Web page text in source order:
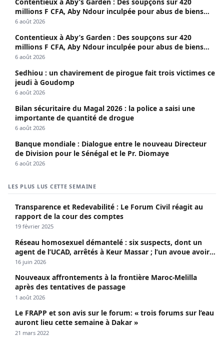
millions F CFA, Aby Ndour inculpée pour abus de biens
sociaux
6 août 2026
Contentieux à Aby’s Garden : Des soupçons sur 420
millions F CFA, Aby Ndour inculpée pour abus de biens
sociaux
6 août 2026
Sedhiou : un chavirement de pirogue fait trois victimes ce
jeudi à Goudomp
6 août 2026
Bilan sécuritaire du Magal 2026 : la police a saisi une
importante de quantité de drogue
6 août 2026
Banque mondiale : Dialogue entre le nouveau Directeur
de Division pour le Sénégal et le Pr. Diomaye
6 août 2026
LES PLUS LUS CETTE SEMAINE
Transparence et Redevabilité : Le Forum Civil réagit au
rapport de la cour des comptes
19 février 2025
Réseau homosexuel démantelé : six suspects, dont un
agent de l’UCAD, arrêtés à Keur Massar ; l’un avoue avoir
propagé le VIH depuis 2018
16 juin 2026
Nouveaux affrontements à la frontière Maroc-Melilla
après des tentatives de passage
1 août 2026
Le FRAPP et son avis sur le forum: « trois forums sur l’eau
auront lieu cette semaine à Dakar »
21 mars 2022